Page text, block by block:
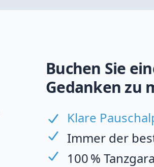
Buchen Sie
Gedanken zu
Klare
Immer der
100 %